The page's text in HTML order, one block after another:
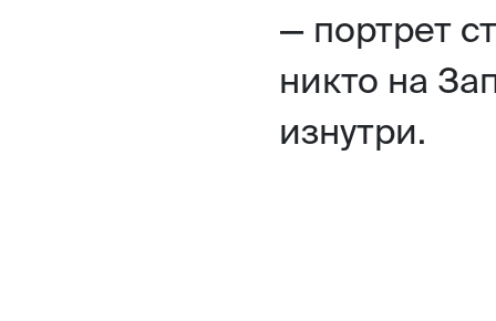
— портрет
никто на
изнутри.